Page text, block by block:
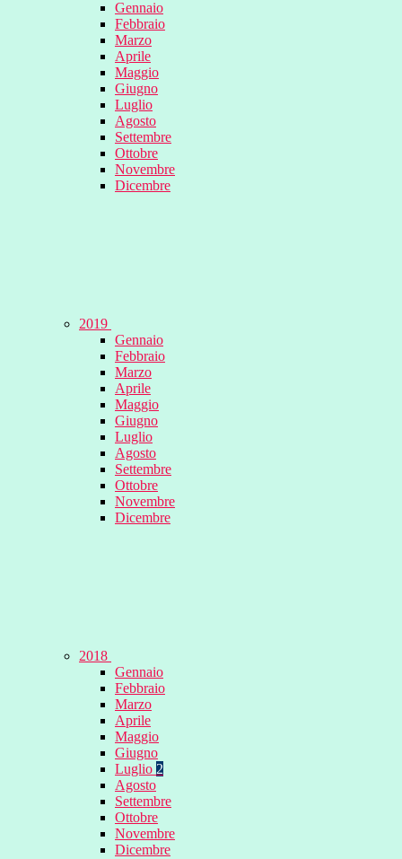
Gennaio
Febbraio
Marzo
Aprile
Maggio
Giugno
Luglio
Agosto
Settembre
Ottobre
Novembre
Dicembre
2019
Gennaio
Febbraio
Marzo
Aprile
Maggio
Giugno
Luglio
Agosto
Settembre
Ottobre
Novembre
Dicembre
2018
Gennaio
Febbraio
Marzo
Aprile
Maggio
Giugno
Luglio 2
Agosto
Settembre
Ottobre
Novembre
Dicembre